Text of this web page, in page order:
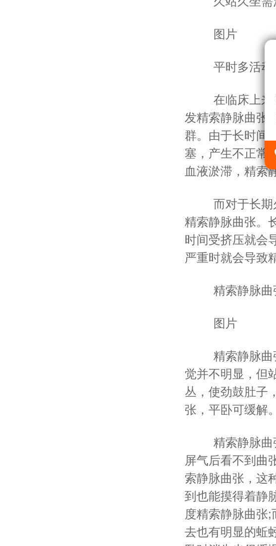
图片
平时多活动
在临床上来
发精索静脉曲张
群。由于长时间
塞，产生不正常
血液淤滞，精索
而对于长期
精索静脉曲张。
时间受挤压就会
严重时就会导致
精索静脉曲
图片
精索静脉曲
觉并不明显，但
丛，使劲鼓肚子
张，平卧可缓解。
精索静脉曲
屏气后看不到曲
索静脉曲张，这
到也能摸得着静
度精索静脉曲张
去也有明显的蚯